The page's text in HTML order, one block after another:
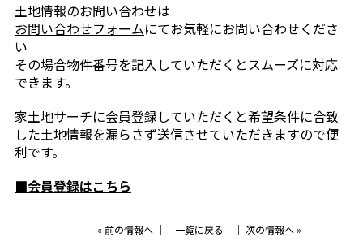
土地情報のお問い合わせは
お問い合わせフォームにてお気軽にお問い合わせくださ
い
その場合物件番号を記入していただくとスムーズに対応
できます。
家土地サーチに会員登録していただくと希望条件に合致
した土地情報を漏らさず送信させていただきますので便
利です。
■会員登録はこちら
« 前の情報へ ｜ 一覧に戻る ｜ 次の情報へ »